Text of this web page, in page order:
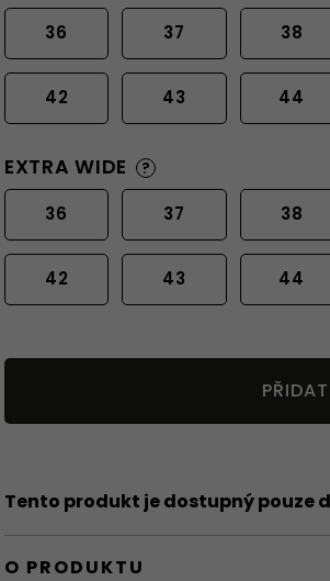
36 37 38
42 43 44
EXTRA WIDE ?
36 37 38
42 43 44
Tento produkt je dostupný pouze
O PRODUKTU